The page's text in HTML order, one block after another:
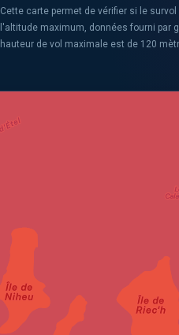
Cette carte permet de vérifier si le
l'altitude maximum, données fourni par
hauteur de vol maximale est de 120